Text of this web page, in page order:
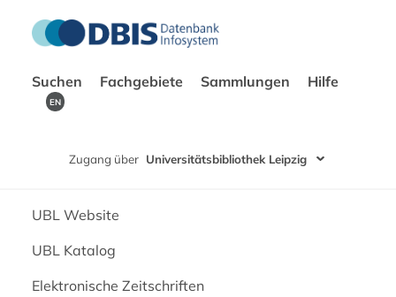
Suchen Fachgebiete Sammlungen Hilfe
EN
Zugang über Universitätsbibliothek Leipzig
UBL Website
UBL Katalog
Elektronische Zeitschriften